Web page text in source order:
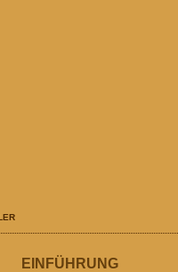
EINFÜHRUNG